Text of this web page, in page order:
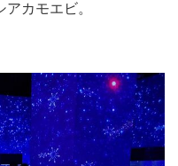
カモエビ。